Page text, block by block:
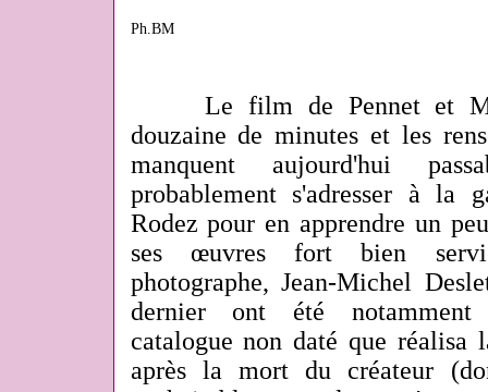
Ph.BM
Le film de Pennet et
douzaine de minutes et les
manquent aujourd'hui
probablement s'adresser à la
Rodez pour en apprendre un
ses œuvres fort bien
photographe, Jean-Michel
dernier ont été notamment
catalogue non daté que réalisa
après la mort du créateur